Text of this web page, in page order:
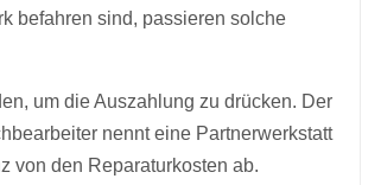
befahren sind, passieren solche
um die Auszahlung zu drücken. Der
nennt eine Partnerwerkstatt
von den Reparaturkosten ab.